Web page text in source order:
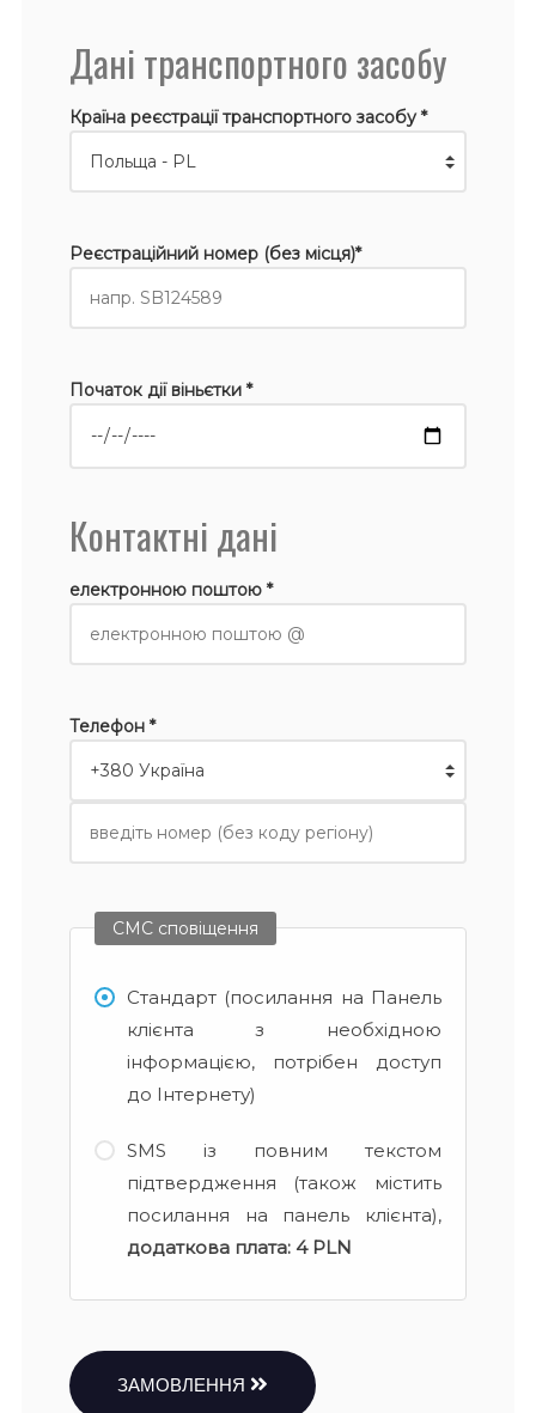
Дані транспортного засобу
Країна реєстрації транспортного засобу *
Реєстраційний номер (без місця)*
Початок дії віньєтки *
Контактні дані
електронною поштою *
Телефон *
СМС сповіщення
Стандарт (посилання на Панель
клієнта з необхідною
інформацією, потрібен доступ
до Інтернету)
SMS із повним текстом
підтвердження (також містить
посилання на панель клієнта),
додаткова плата: 4 PLN
ЗАМОВЛЕННЯ